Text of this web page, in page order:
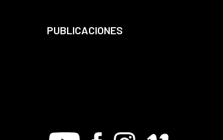
PUBLICACIONES